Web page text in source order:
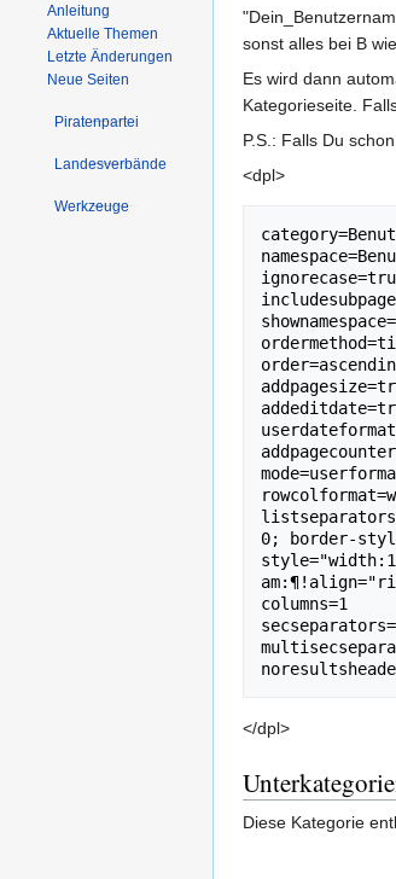
sonst alles bei B
Es wird dann
Kategorieseite.
P.S.: Falls Du
<dpl>
0; border-
columns=1
</dpl>
Diese Kategorie
Anleitung
Aktuelle Themen
Letzte Änderungen
Neue Seiten
Piratenpartei
Landesverbände
Werkzeuge